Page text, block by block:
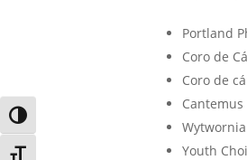
Alternar alto contraste
Portland
Coro de
Coro de
Cantemus
Wytwornia
Youth